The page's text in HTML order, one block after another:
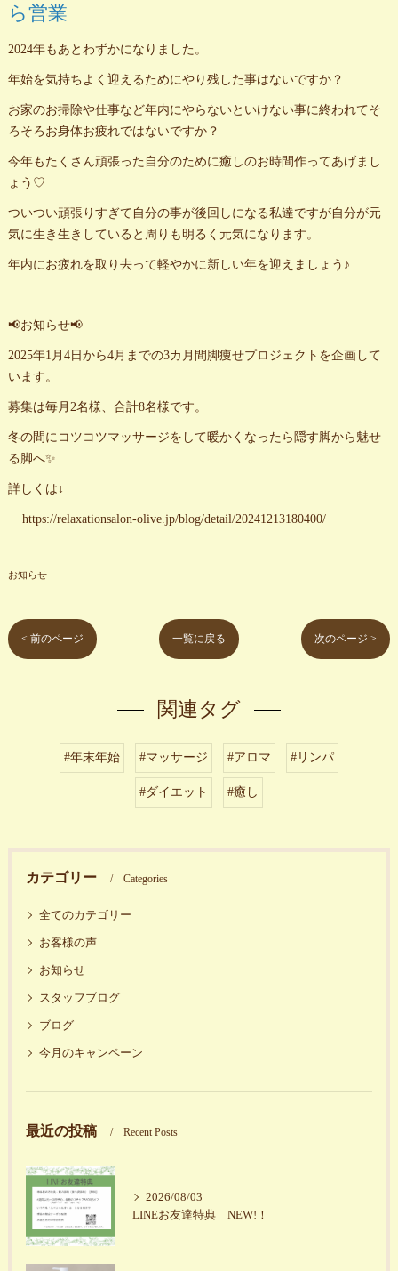
ら営業
2024年もあとわずかになりました。
年始を気持ちよく迎えるためにやり残した事はないですか？
お家のお掃除や仕事など年内にやらないといけない事に終われてそ
ろそろお身体お疲れではないですか？
今年もたくさん頑張った自分のために癒しのお時間作ってあげまし
ょう♡
ついつい頑張りすぎて自分の事が後回しになる私達ですが自分が元
気に生き生きしていると周りも明るく元気になります。
年内にお疲れを取り去って軽やかに新しい年を迎えましょう♪
📢お知らせ📢
2025年1月4日から4月までの3カ月間脚痩せプロジェクトを企画して
います。
募集は毎月2名様、合計8名様です。
冬の間にコツコツマッサージをして暖かくなったら隠す脚から魅せ
る脚へ✨
詳しくは↓
https://relaxationsalon-olive.jp/blog/detail/20241213180400/
お知らせ
< 前のページ 一覧に戻る 次のページ >
関連タグ
#年末年始 #マッサージ #アロマ #リンパ
#ダイエット #癒し
カテゴリー Categories
全てのカテゴリー
お客様の声
お知らせ
スタッフブログ
ブログ
今月のキャンペーン
最近の投稿 Recent Posts
2026/08/03
LINEお友達特典 NEW!！